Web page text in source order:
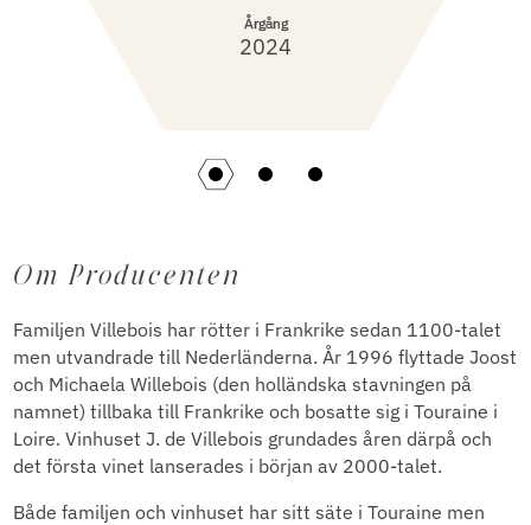
Årgång
2024
Om Producenten
Familjen Villebois har rötter i Frankrike sedan 1100-talet
men utvandrade till Nederländerna. År 1996 flyttade Joost
och Michaela Willebois (den holländska stavningen på
namnet) tillbaka till Frankrike och bosatte sig i Touraine i
Loire. Vinhuset J. de Villebois grundades åren därpå och
det första vinet lanserades i början av 2000-talet.
Både familjen och vinhuset har sitt säte i Touraine men